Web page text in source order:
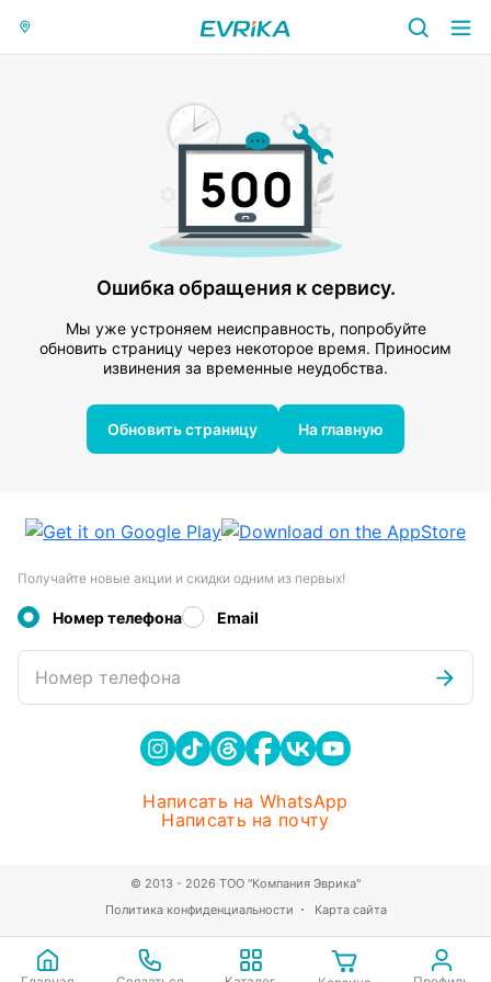
Ошибка обращения к сервису.
Мы уже устроняем неисправность, попробуйте
обновить страницу через некоторое время. Приносим
извинения за временные неудобства.
Обновить страницу На главную
Получайте новые акции и скидки одним из первых!
Номер телефона Email
Номер телефона
Написать на WhatsApp
Написать на почту
Политика конфиденциальности Карта сайта
© 2013 - 2026 ТОО "Компания Эврика"